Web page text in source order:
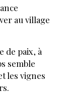
au village
de paix, à
semble
les vignes